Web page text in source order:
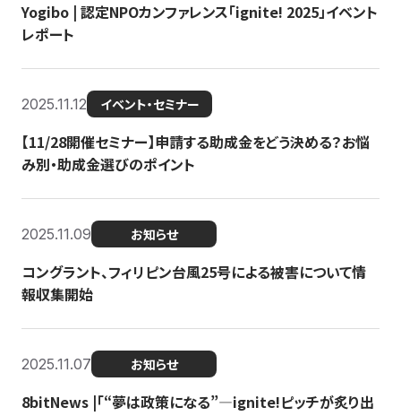
Yogibo | 認定NPOカンファレンス「ignite! 2025」イベント
レポート
2025.11.12 イベント・セミナー
【11/28開催セミナー】申請する助成金をどう決める？お悩
み別・助成金選びのポイント
2025.11.09 お知らせ
コングラント、フィリピン台風25号による被害について情
報収集開始
2025.11.07 お知らせ
8bitNews |「“夢は政策になる”—ignite!ピッチが炙り出